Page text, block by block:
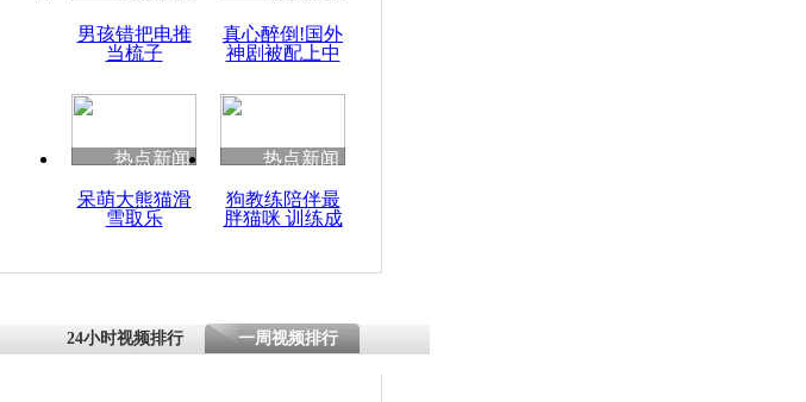
度苗族花山节
魂
男孩错把电推
当梳子
真心醉倒!国外
神剧被配上中
热点新闻
呆萌大熊猫滑
雪取乐
热点新闻
狗教练陪伴最
胖猫咪 训练成
24小时视频排行 一周视频排行